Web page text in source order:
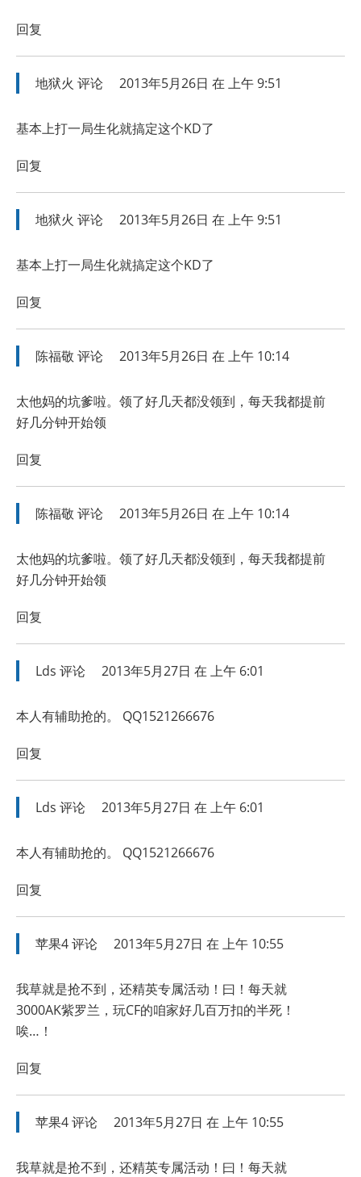
回复
地狱火 评论 2013年5月26日 在 上午 9:51
基本上打一局生化就搞定这个KD了
回复
地狱火 评论 2013年5月26日 在 上午 9:51
基本上打一局生化就搞定这个KD了
回复
陈福敬 评论 2013年5月26日 在 上午 10:14
太他妈的坑爹啦。领了好几天都没领到，每天我都提前
好几分钟开始领
回复
陈福敬 评论 2013年5月26日 在 上午 10:14
太他妈的坑爹啦。领了好几天都没领到，每天我都提前
好几分钟开始领
回复
Lds 评论 2013年5月27日 在 上午 6:01
本人有辅助抢的。 QQ1521266676
回复
Lds 评论 2013年5月27日 在 上午 6:01
本人有辅助抢的。 QQ1521266676
回复
苹果4评论 2013年5月27日 在 上午 10:55
我草就是抢不到，还精英专属活动！曰！每天就
3000AK紫罗兰，玩CF的咱家好几百万扣的半死！
唉…！
回复
苹果4评论 2013年5月27日 在 上午 10:55
我草就是抢不到，还精英专属活动！曰！每天就